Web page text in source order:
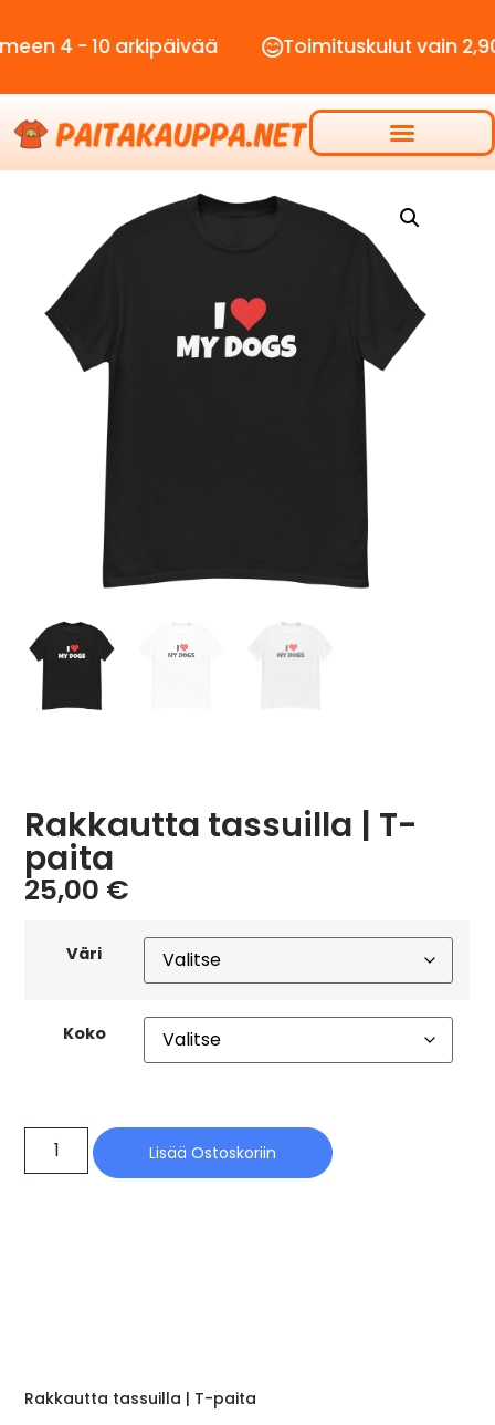
- 10 arkipäivää Toimituskulut vain 2,90€
Rakkautta tassuilla | T-
paita
25,00 €
Väri
Koko
Lisää Ostoskoriin
Rakkautta tassuilla | T-paita